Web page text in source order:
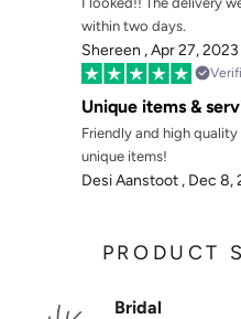
within two days.
Shereen ,Apr 27, 2023
Unique items &
Friendly and high
unique items!
Desi Aanstoot , Dec 8,
PRODUCT
Bridal